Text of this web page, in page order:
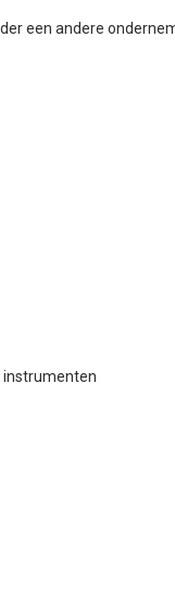
een andere
instrumenten